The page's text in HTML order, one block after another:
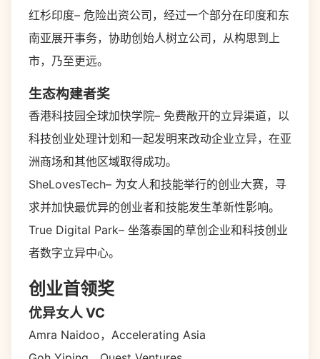
红杉印度– 危险出资公司，经过一个部分在印度和东
南亚展开事务，协助创始人树立公司，从构思到上
市，乃至更远。
生态构建者奖
香港科技园全球加快学院– 免费敞开的立异渠道，以
科技创业处理计划和一起发明来改动企业立异，在亚
洲商场和其他区域取得成功。
SheLovesTech– 为女人和技能举行的创业大赛，寻
求并加快最优异的创业者和技能发生革新性影响。
True Digital Park– 坐落泰国的草创企业和科技创业
者数字立异中心。
创业首领奖
优异女人 VC
Amra Naidoo，Accelerating Asia